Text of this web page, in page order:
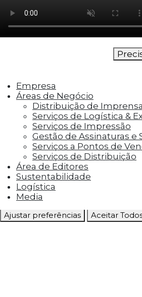
como os visitantes
cookies ajudam a fornecer
as métricas do número de
rejeição, origem do tráfego,
funcionalidades, como
conteúdo do site em
media, coletar feedbacks e
terceiros.
Cookies Marketing
Os cookies de marketing
entregar aos visitantes
personalizados com base
visitaram antes e analisar a
campanha publicitária.
Ajustar preferências Aceitar
Empresa
Áreas de Negócio
Distribuição de Imprensa
Serviços de Logística &
Serviços de Impressão
Gestão de Assinaturas e
Serviços a Pontos de
Serviços de Distribuição
Área de Editores
Sustentabilidade
Logística
Media